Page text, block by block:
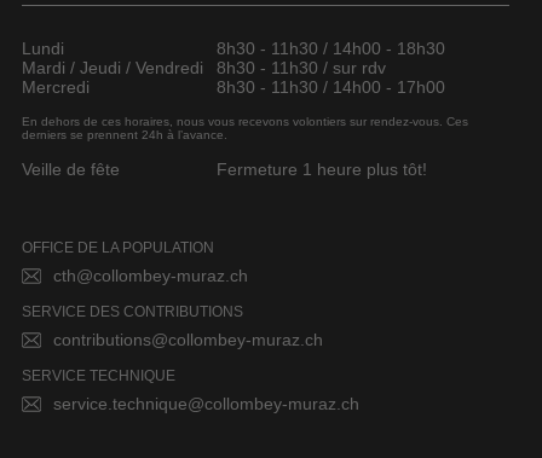
Lundi
8h30 - 11h30 / 14h00 - 18h30
Mardi / Jeudi / Vendredi
8h30 - 11h30 / sur rdv
Mercredi
8h30 - 11h30 / 14h00 - 17h00
En dehors de ces horaires, nous vous recevons volontiers sur rendez-vous. Ces
derniers se prennent 24h à l’avance.
Veille de fête Fermeture 1 heure plus tôt!
OFFICE DE LA POPULATION
cth@collombey-muraz.ch
SERVICE DES CONTRIBUTIONS
contributions@collombey-muraz.ch
SERVICE TECHNIQUE
service.technique@collombey-muraz.ch